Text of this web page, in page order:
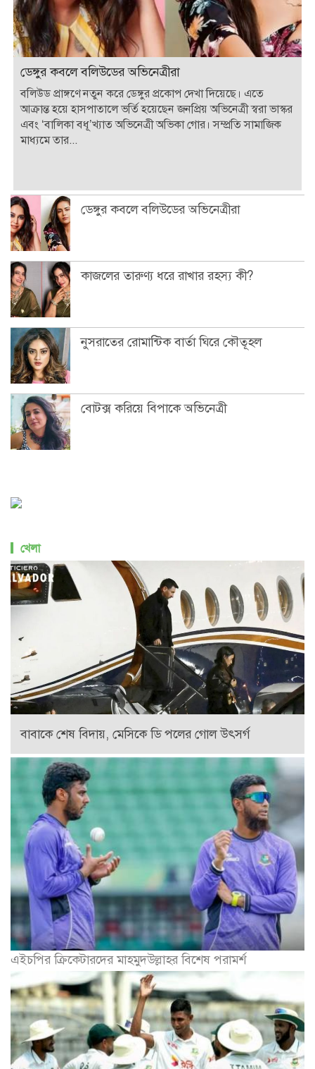
ডেঙ্গুর কবলে বলিউডের অভিনেত্রীরা
বলিউড প্রাঙ্গণে নতুন করে ডেঙ্গুর প্রকোপ দেখা দিয়েছে। এতে
আক্রান্ত হয়ে হাসপাতালে ভর্তি হয়েছেন জনপ্রিয় অভিনেত্রী স্বরা ভাস্কর
এবং ‘বালিকা বধূ’খ্যাত অভিনেত্রী অভিকা গোর। সম্প্রতি সামাজিক
মাধ্যমে তার...
ডেঙ্গুর কবলে বলিউডের অভিনেত্রীরা
কাজলের তারুণ্য ধরে রাখার রহস্য কী?
নুসরাতের রোমান্টিক বার্তা ঘিরে কৌতূহল
বোটক্স করিয়ে বিপাকে অভিনেত্রী
খেলা
বাবাকে শেষ বিদায়, মেসিকে ডি পলের গোল উৎসর্গ
এইচপির ক্রিকেটারদের মাহমুদউল্লাহর বিশেষ পরামর্শ